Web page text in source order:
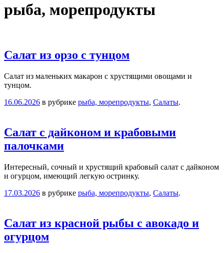
рыба, морепродукты
Салат из орзо с тунцом
Салат из маленьких макарон с хрустящими овощами и
тунцом.
16.06.2026 в рубрике рыба, морепродукты, Салаты.
Салат с дайконом и крабовыми
палочками
Интересный, сочный и хрустящий крабовый салат с дайконом
и огурцом, имеющий легкую остринку.
17.03.2026 в рубрике рыба, морепродукты, Салаты.
Салат из красной рыбы с авокадо и
огурцом